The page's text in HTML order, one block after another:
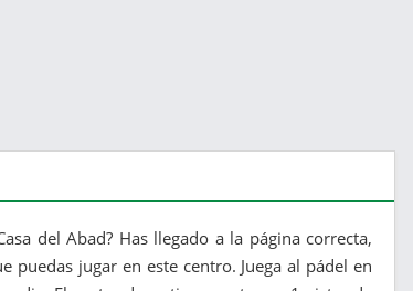
del Abad? Has llegado a la página correcta,
jugar en este centro. Juega al pádel en